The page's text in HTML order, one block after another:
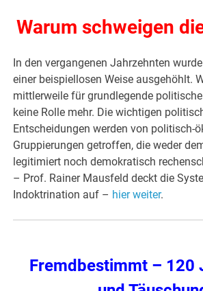
Warum schweigen
In den vergangenen Jahrzehnten
einer beispiellosen Weise ausgehöhlt.
mittlerweile für grundlegende
keine Rolle mehr. Die wichtigen
Entscheidungen werden von politisch-
Gruppierungen getroffen, die weder
legitimiert noch demokratisch
– Prof. Rainer Mausfeld deckt die
Indoktrination auf – hier weiter.
Fremdbestimmt – 120